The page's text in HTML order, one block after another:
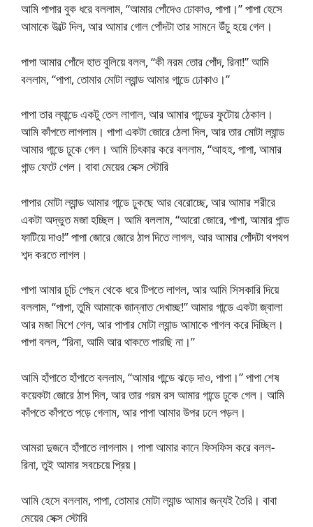
আমি পাপার বুক ধরে বললাম, “আমার পোঁদেও ঢোকাও, পাপা।” পাপা হেসে
আমাকে উল্টে দিল, আর আমার গোল পোঁদটা তার সামনে উঁচু হয়ে গেল।
পাপা আমার পোঁদে হাত বুলিয়ে বলল, “কী নরম তোর পোঁদ, রিনা!” আমি
বললাম, “পাপা, তোমার মোটা ল্যান্ড আমার গান্ডে ঢোকাও।”
পাপা তার ল্যান্ডে একটু তেল লাগাল, আর আমার গান্ডের ফুটোয় ঠেকাল।
আমি কাঁপতে লাগলাম। পাপা একটা জোরে ঠেলা দিল, আর তার মোটা ল্যান্ড
আমার গান্ডে ঢুকে গেল। আমি চিৎকার করে বললাম, “আহহ, পাপা, আমার
গান্ড ফেটে গেল। বাবা মেয়ের সেক্স স্টোরি
পাপার মোটা ল্যান্ড আমার গান্ডে ঢুকছে আর বেরোচ্ছে, আর আমার শরীরে
একটা অদ্ভুত মজা হচ্ছিল। আমি বললাম, “আরো জোরে, পাপা, আমার গান্ড
ফাটিয়ে দাও!” পাপা জোরে জোরে ঠাপ দিতে লাগল, আর আমার পোঁদটা থপথপ
শব্দ করতে লাগল।
পাপা আমার চুচি পেছন থেকে ধরে টিপতে লাগল, আর আমি সিসকারি দিয়ে
বললাম, “পাপা, তুমি আমাকে জান্নাত দেখাচ্ছ!” আমার গান্ডে একটা জ্বালা
আর মজা মিশে গেল, আর পাপার মোটা ল্যান্ড আমাকে পাগল করে দিচ্ছিল।
পাপা বলল, “রিনা, আমি আর থাকতে পারছি না।”
আমি হাঁপাতে হাঁপাতে বললাম, “আমার গান্ডে ঝড়ে দাও, পাপা।” পাপা শেষ
কয়েকটা জোরে ঠাপ দিল, আর তার গরম রস আমার গান্ডে ঢুকে গেল। আমি
কাঁপতে কাঁপতে পড়ে গেলাম, আর পাপা আমার উপর ঢলে পড়ল।
আমরা দুজনে হাঁপাতে লাগলাম। পাপা আমার কানে ফিসফিস করে বলল-
রিনা, তুই আমার সবচেয়ে প্রিয়।
আমি হেসে বললাম, পাপা, তোমার মোটা ল্যান্ড আমার জন্যই তৈরি। বাবা
মেয়ের সেক্স স্টোরি